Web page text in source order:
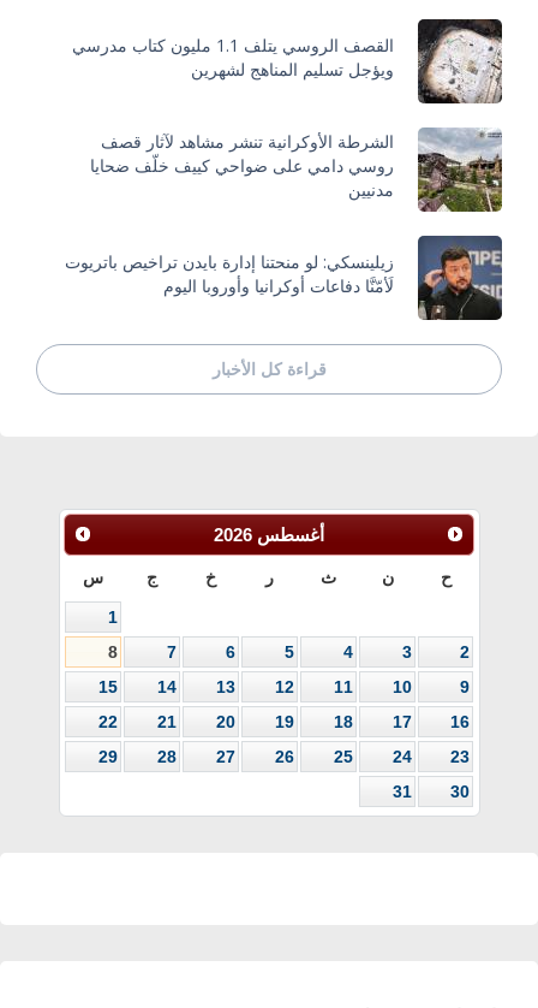
القصف الروسي يتلف 1.1 مليون كتاب مدرسي
ويؤجل تسليم المناهج لشهرين
الشرطة الأوكرانية تنشر مشاهد لآثار قصف
روسي دامي على ضواحي كييف خلّف ضحايا
مدنيين
زيلينسكي: لو منحتنا إدارة بايدن تراخيص باتريوت
لَأمّنَّا دفاعات أوكرانيا وأوروبا اليوم
قراءة كل الأخبار
أغسطس 2026
ح ن ث ر خ ج س
1
2
3
4
5
6
7
8
9
10
11
12
13
14
15
16
17
18
19
20
21
22
23
24
25
26
27
28
29
30
31